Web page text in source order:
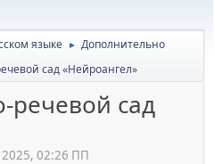
языке ► Дополнительно
сад «Нейроангел»
речевой сад
2025, 02:26 ПП